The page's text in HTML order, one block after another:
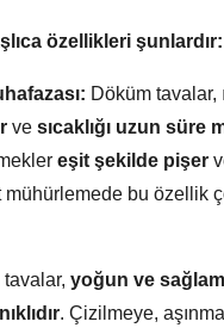
özellikleri şunlardır:
Döküm tavalar,
ve sıcaklığı uzun süre
eşit şekilde pişer
mühürlemede bu özellik
tavalar, yoğun ve sağlam
. Çizilmeye,